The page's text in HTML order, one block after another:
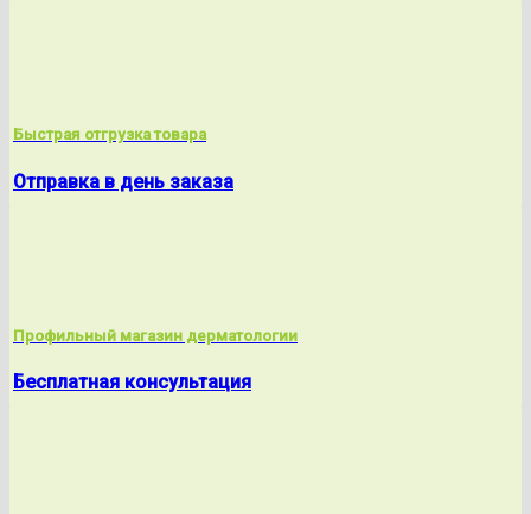
Быстрая отгрузка товара
Отправка в день заказа
Профильный магазин дерматологии
Бесплатная консультация